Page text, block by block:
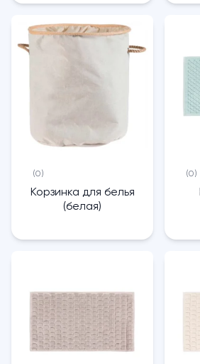
(0)
Корзинка для белья
(белая)
(0)